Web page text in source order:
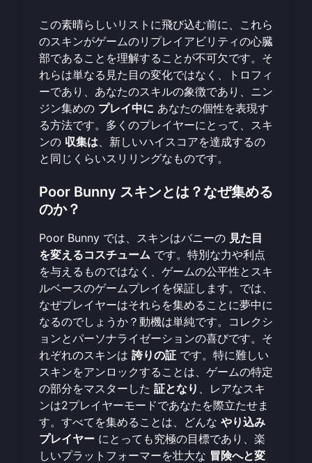
この素晴らしいリストに飛び込む前に、これら
のスキンがゲームのリプレイアビリティの心臓
部であることを理解することが不可欠です。そ
れらは単なる見た目の変化ではなく、トロフィ
ーであり、あなたのスキルの象徴であり、ニン
ジン集めの プレイ中に あなたの個性を表現す
る方法です。多くのプレイヤーにとって、スキ
ンの 収集は 、新しいハイスコアを達成するの
と同じくらいスリリングなものです。
Poor Bunny スキンとは？なぜ集める
のか？
Poor Bunny では、スキンはバニーの 見た目
を変えるコスチューム です。特別な力や利点
を与えるものではなく、ゲームの公平性とスキ
ルベースのゲームプレイを保証します。では、
なぜプレイヤーはそれらを集めることに夢中に
なるのでしょうか？動機は単純です。コレクシ
ョンとパーソナライゼーションの喜びです。そ
れぞれのスキンは 誇りの証 です。特に難しい
スキンをアンロックすることは、ゲームの特定
の部分をマスターした 証となり
、レアなスキ
ンは2プレイヤーモードであなたを際立たせま
す。すべてを集めることは、どんな やり込み
プレイヤー にとっても究極の目標であり、楽
しいプラットフォーマーを壮大な 冒険へと変